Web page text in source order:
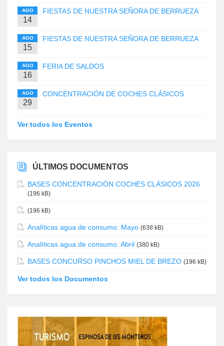
AGO
14
FIESTAS DE NUESTRA SEÑORA DE BERRUEZA
AGO
15
FIESTAS DE NUESTRA SEÑORA DE BERRUEZA
AGO
16
FERIA DE SALDOS
AGO
29
CONCENTRACIÓN DE COCHES CLÁSICOS
Ver todos los Eventos
ÚLTIMOS DOCUMENTOS
BASES CONCENTRACIÓN COCHES CLÁSICOS 2026
(196 kB)
(196 kB)
Analíticas agua de consumo. Mayo (638 kB)
Analíticas agua de consumo. Abril (380 kB)
BASES CONCURSO PINCHOS MIEL DE BREZO (196 kB)
Ver todos los Documentos